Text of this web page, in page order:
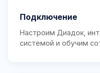
Подключение
Настроим Диадок,
системой и обучим